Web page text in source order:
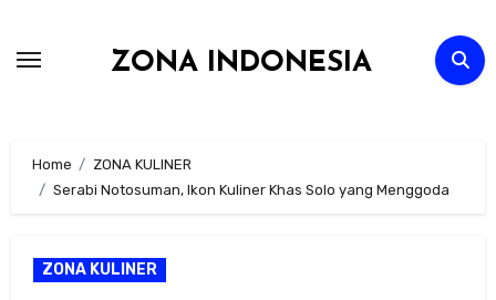
ZONA INDONESIA
Home
ZONA KULINER
Serabi Notosuman, Ikon Kuliner Khas Solo yang Menggoda
ZONA KULINER